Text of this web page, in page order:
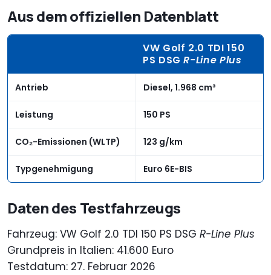
Aus dem offiziellen Datenblatt
VW Golf 2.0 TDI 150
PS DSGR-Line Plus
Antrieb Diesel, 1.968 cm³
Leistung 150 PS
CO₂-Emissionen (WLTP) 123 g/km
Typgenehmigung Euro 6E-BIS
Daten des Testfahrzeugs
Fahrzeug: VW Golf 2.0 TDI 150 PS DSG R-Line Plus
Grundpreis in Italien: 41.600 Euro
Testdatum: 27. Februar 2026